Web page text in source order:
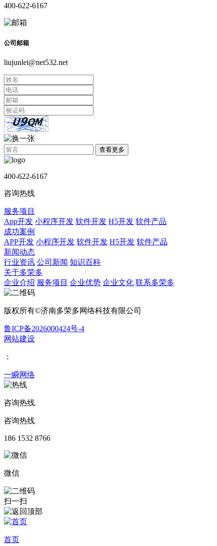
400-622-6167
公司邮箱
liujunlei@net532.net
查看更多
400-622-6167
咨询热线
服务项目
App开发 小程序开发 软件开发 H5开发 软件产品
成功案例
APP开发 小程序开发 软件开发 H5开发 软件产品
新闻动态
行业资讯 公司新闻 知识百科
关于多荣多
企业介绍 服务项目 企业优势 企业文化 联系多荣多
版权所有©济南多荣多网络科技有限公司
鲁ICP备2026000424号-4
网站建设
：
一瞬网络
咨询热线
咨询热线
186 1532 8766
微信
扫一扫
首页